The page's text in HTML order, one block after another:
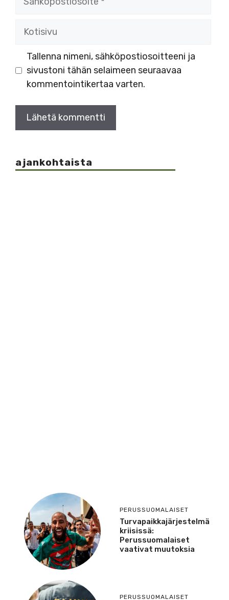
Kotisivu
Tallenna nimeni, sähköpostiosoitteeni ja
sivustoni tähän selaimeen seuraavaa
kommentointikertaa varten.
ajankohtaista
PERUSSUOMALAISET
Turvapaikkajärjestelmä
kriisissä:
Perussuomalaiset
vaativat muutoksia
PERUSSUOMALAISET